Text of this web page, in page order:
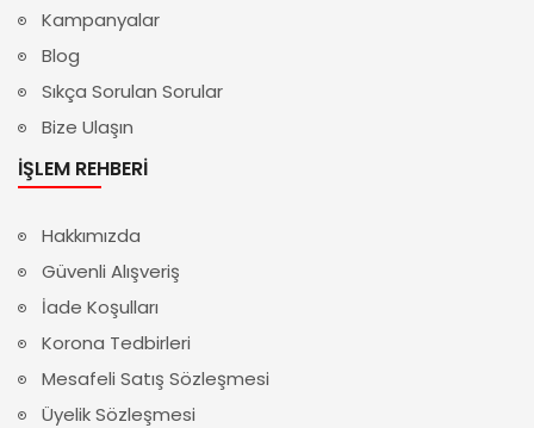
Kampanyalar
Blog
Sıkça Sorulan Sorular
Bize Ulaşın
İŞLEM REHBERI
Hakkımızda
Güvenli Alışveriş
İade Koşulları
Korona Tedbirleri
Mesafeli Satış Sözleşmesi
Üyelik Sözleşmesi